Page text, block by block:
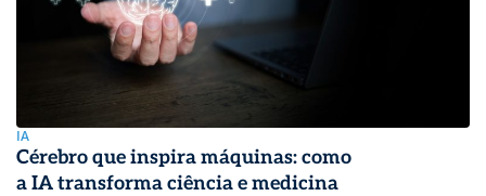
IA
Cérebro que inspira máquinas: como
a IA transforma ciência e medicina